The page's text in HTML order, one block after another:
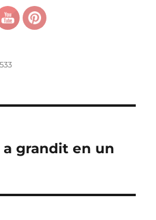
grandit en un